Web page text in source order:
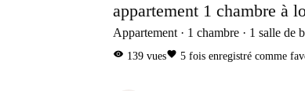
appartement 1 chambre à
Appartement 1 chambre 1 salle de
visibility 139 vuesfavorite 5 fois enregistré comme